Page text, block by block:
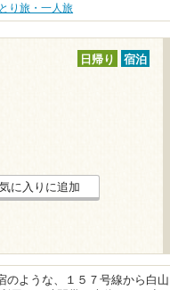
り旅・一人旅
日帰り 宿泊
に入りに追加
のような、１５７号線から白山